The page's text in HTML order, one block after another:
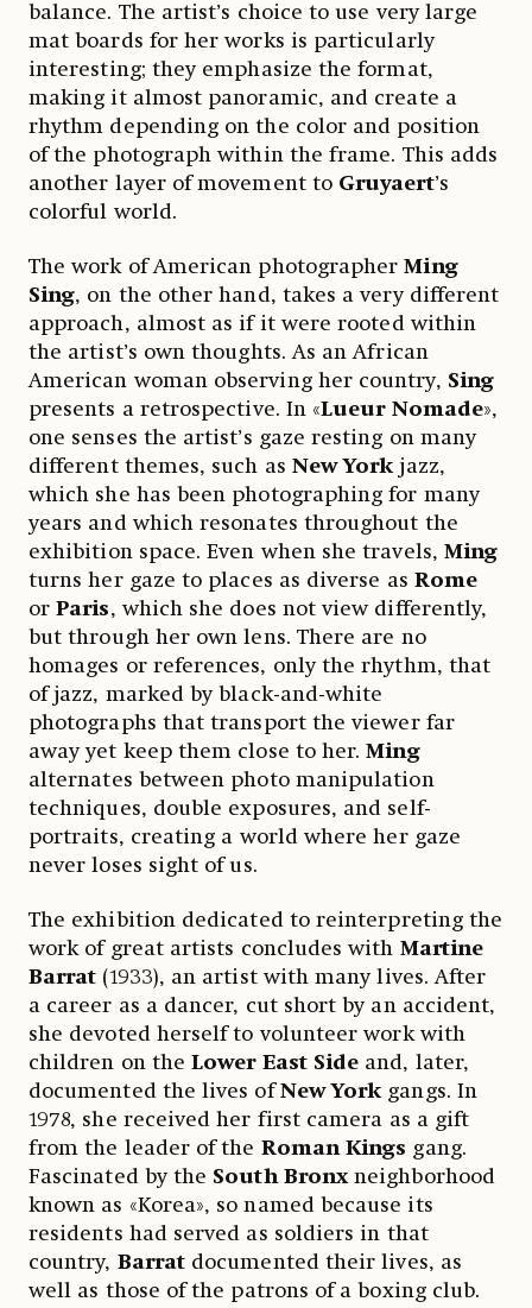
balance. The artist’s choice to use very large
mat boards for her works is particularly
interesting; they emphasize the format,
making it almost panoramic, and create a
rhythm depending on the color and position
of the photograph within the frame. This adds
another layer of movement to Gruyaert’s
colorful world.
The work of American photographerMing
Sing, on the other hand, takes a very different
approach, almost as if it were rooted within
the artist’s own thoughts. As an African
American woman observing her country, Sing
presents a retrospective. In «Lueur Nomade»,
one senses the artist’s gaze resting on many
different themes, such as New Yorkjazz,
which she has been photographing for many
years and which resonates throughout the
exhibition space. Even when she travels, Ming
turns her gaze to places as diverse as Rome
orParis, which she does not view differently,
but through her own lens. There are no
homages or references, only the rhythm, that
of jazz, marked by black-and-white
photographs that transport the viewer far
away yet keep them close to her.Ming
alternates between photo manipulation
techniques, double exposures, and self-
portraits, creating a world where her gaze
never loses sight of us.
The exhibition dedicated to reinterpreting the
work of great artists concludes with Martine
Barrat (1933), an artist with many lives. After
a career as a dancer, cut short by an accident,
she devoted herself to volunteer work with
children on theLower East Side and, later,
documented the lives ofNew Yorkgangs. In
1978, she received her first camera as a gift
from the leader of the Roman Kings gang.
Fascinated by the South Bronxneighborhood
known as «Korea», so named because its
residents had served as soldiers in that
country, Barrat documented their lives, as
well as those of the patrons of a boxing club.